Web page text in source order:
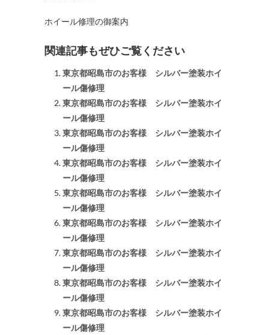
ホイール修理の御案内
関連記事もぜひご覧ください
東京都昭島市のお客様 シルバー塗装ホイ
ール傷修理
東京都昭島市のお客様 シルバー塗装ホイ
ール傷修理
東京都昭島市のお客様 シルバー塗装ホイ
ール傷修理
東京都昭島市のお客様 シルバー塗装ホイ
ール傷修理
東京都昭島市のお客様 シルバー塗装ホイ
ール傷修理
東京都昭島市のお客様 シルバー塗装ホイ
ール傷修理
東京都昭島市のお客様 シルバー塗装ホイ
ール傷修理
東京都昭島市のお客様 シルバー塗装ホイ
ール傷修理
東京都昭島市のお客様 シルバー塗装ホイ
ール傷修理